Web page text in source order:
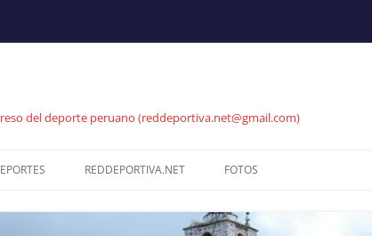
del deporte peruano (reddeportiva.net@gmail.com)
REDDEPORTIVA.NET FOTOS